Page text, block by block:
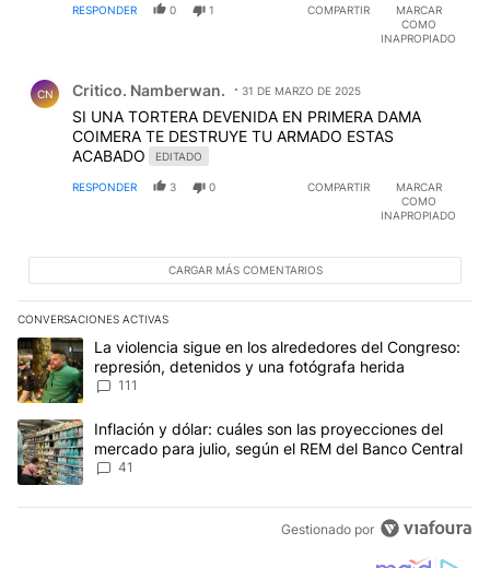
RESPONDER 0 1 COMPARTIR
MARCAR
COMO
INAPROPIADO
CN Critico. Namberwan. 31 DE MARZO DE 2025
SI UNA TORTERA DEVENIDA EN PRIMERA DAMA
COIMERA TE DESTRUYE TU ARMADO ESTAS
ACABADO
EDITADO
RESPONDER 3 0 COMPARTIR
MARCAR
COMO
INAPROPIADO
CARGAR MÁS COMENTARIOS
CONVERSACIONES ACTIVAS
Este listado muestra los artículos con más comentarios en los
Un artículo de tendencia con el título "La violencia sigue en los
La violencia sigue en los alrededores del Congreso:
represión, detenidos y una fotógrafa herida
111
Un artículo de tendencia con el título "Inflación y dólar: cuáles
Inflación y dólar: cuáles son las proyecciones del
mercado para julio, según el REM del Banco Central
41
Gestionado por